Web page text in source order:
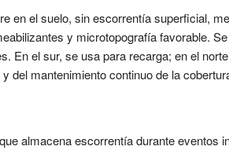
en el suelo, sin escorrentía superficial,
y microtopografía favorable.
En el sur, se usa para recarga; en el
del mantenimiento continuo de la
almacena escorrentía durante eventos